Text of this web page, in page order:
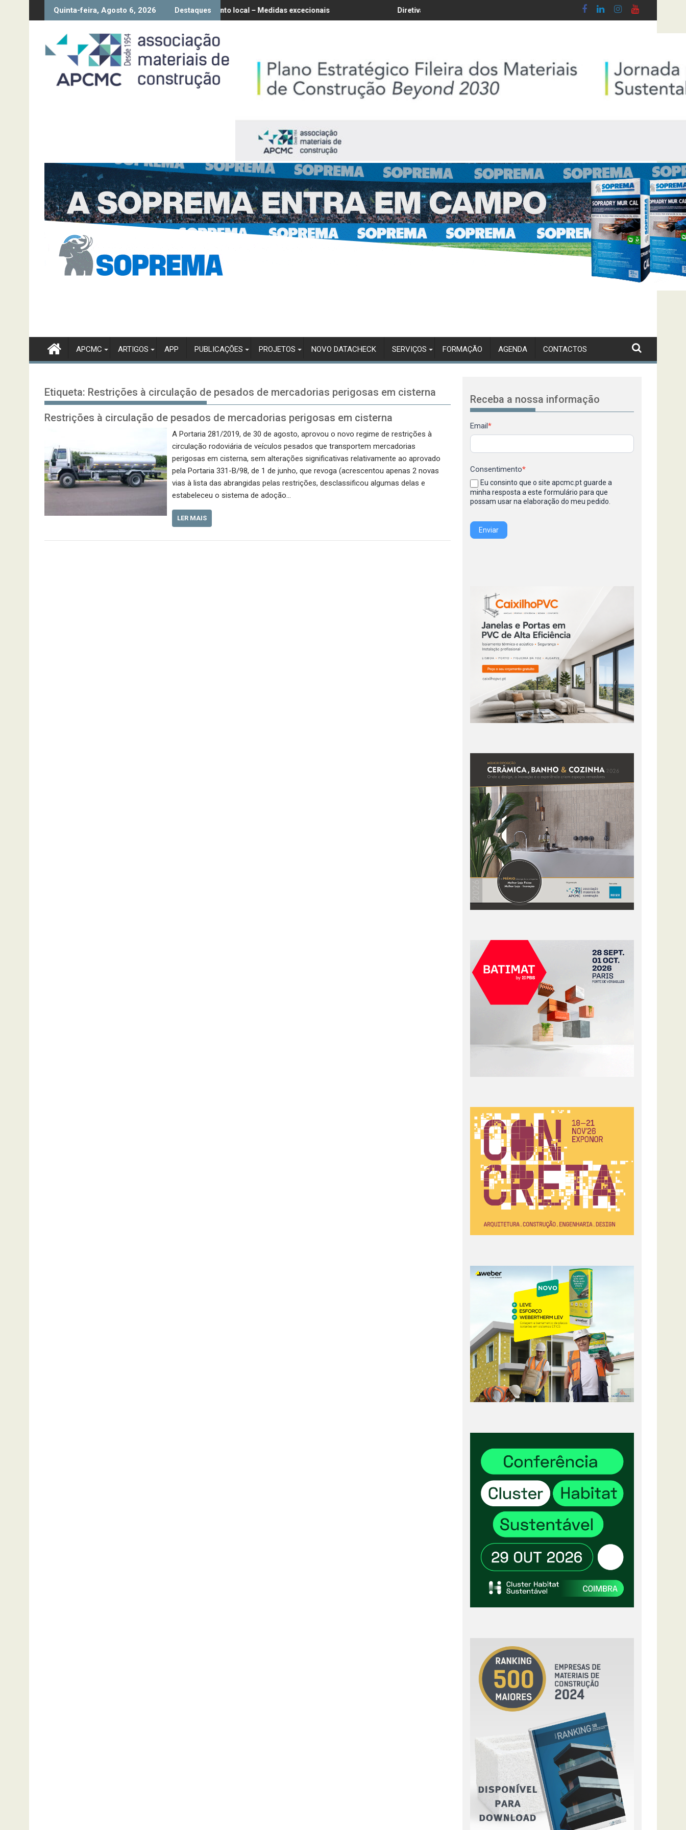
Quinta-feira, Agosto 6, 2026 Destaques
– 2º Trimestre 2026 Alojamento local – Medidas excecionais Síntese Inquérito de Conjuntura – 2º
APCMC ARTIGOS APP PUBLICAÇÕES PROJETOS NOVO DATACHECK SERVIÇOS FORMAÇÃO AGENDA CONTACTOS
Etiqueta: Restrições à circulação de pesados de mercadorias perigosas em cisterna
Restrições à circulação de pesados de mercadorias perigosas em cisterna
A Portaria 281/2019, de 30 de agosto, aprovou o novo regime de restrições à
circulação rodoviária de veículos pesados que transportem mercadorias
perigosas em cisterna, sem alterações significativas relativamente ao aprovado
pela Portaria 331-B/98, de 1 de junho, que revoga (acrescentou apenas 2 novas
vias à lista das abrangidas pelas restrições, desclassificou algumas delas e
estabeleceu o sistema de adoção…
LER MAIS
Receba a nossa informação
Newsletter
Email *
Consentimento*
Eu consinto que o site apcmc.pt guarde a
minha resposta a este formulário para que
possam usar na elaboração do meu pedido.
Enviar